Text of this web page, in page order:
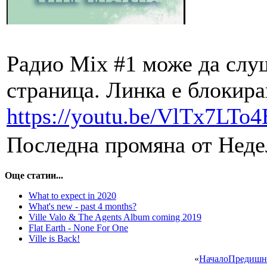
Радио Mix #1 може да
страница. Линка е
https://youtu.be/
Последна промяна от
Още статии...
What to expect in 2020
What's new - past 4 months?
Ville Valo & The Agents Album coming 2019
Flat Earth - None For One
Ville is Back!
«Начало